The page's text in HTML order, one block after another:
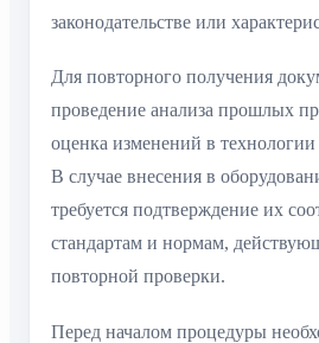
законодательстве или
Для повторного получения
проведение анализа прошлых
оценка изменений в
В случае внесения в
требуется подтверждение их
стандартам и нормам,
повторной проверки.
Перед началом процедуры